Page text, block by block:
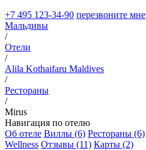
+7 495 123-34-90 перезвоните мне
Мальдивы
/
Отели
/
Alila Kothaifaru Maldives
/
Рестораны
/
Mirus
Навигация по отелю
Об отеле Виллы (6) Рестораны (6)
Wellness Отзывы (11) Карты (2)